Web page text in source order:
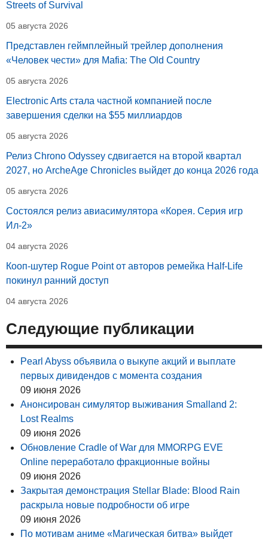
Streets of Survival
05 августа 2026
Представлен геймплейный трейлер дополнения
«Человек чести» для Mafia: The Old Country
05 августа 2026
Electronic Arts стала частной компанией после
завершения сделки на $55 миллиардов
05 августа 2026
Релиз Chrono Odyssey сдвигается на второй квартал
2027, но ArcheAge Chronicles выйдет до конца 2026 года
05 августа 2026
Состоялся релиз авиасимулятора «Корея. Серия игр
Ил-2»
04 августа 2026
Кооп-шутер Rogue Point от авторов ремейка Half-Life
покинул ранний доступ
04 августа 2026
Следующие публикации
Pearl Abyss объявила о выкупе акций и выплате
первых дивидендов с момента создания
09 июня 2026
Анонсирован симулятор выживания Smalland 2:
Lost Realms
09 июня 2026
Обновление Cradle of War для MMORPG EVE
Online переработало фракционные войны
09 июня 2026
Закрытая демонстрация Stellar Blade: Blood Rain
раскрыла новые подробности об игре
09 июня 2026
По мотивам аниме «Магическая битва» выйдет